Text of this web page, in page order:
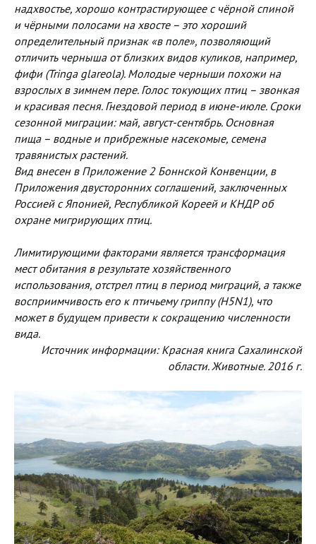
надхвостье, хорошо контрастирующее с чёрной спиной
и чёрными полосами на хвосте – это хороший
определительный признак «в поле», позволяющий
отличить черныша от близких видов куликов, например,
фифи (Tringa glareola). Молодые черныши похожи на
взрослых в зимнем пере. Голос токующих птиц – звонкая
и красивая песня. Гнездовой период в июне-июле. Сроки
сезонной миграции: май, август-сентябрь. Основная
пища – водные и прибрежные насекомые, семена
травянистых растений.
Вид внесен в Приложение 2 Боннской Конвенции, в
Приложения двусторонних соглашений, заключенных
Россией с Японией, Республикой Кореей и КНДР об
охране мигрирующих птиц.
Лимитирующими факторами является трансформация
мест обитания в результате хозяйственного
использования, отстрел птиц в период миграций, а также
восприимчивость его к птичьему гриппу (H5N1), что
может в будущем привести к сокращению численности
вида.
Источник информации: Красная книга Сахалинской
области. Животные. 2016 г.